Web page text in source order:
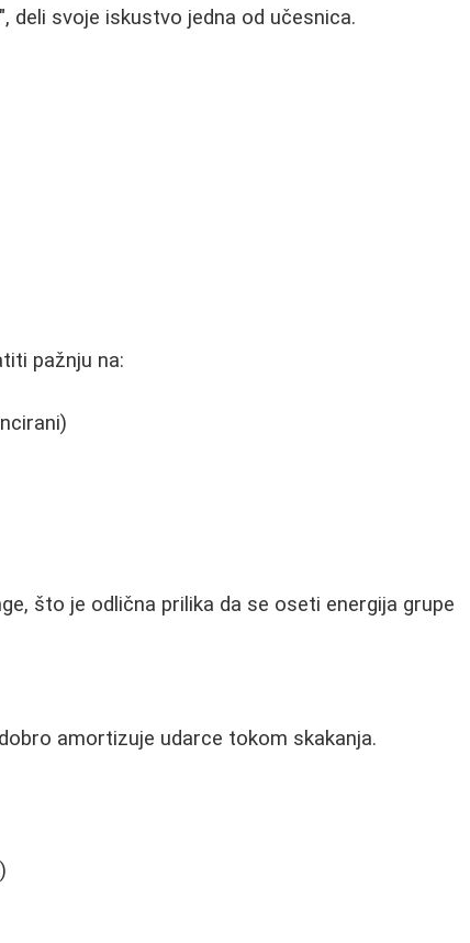
deli svoje iskustvo jedna od učesnica.
pažnju na:
što je odlična prilika da se oseti energija grupe
amortizuje udarce tokom skakanja.